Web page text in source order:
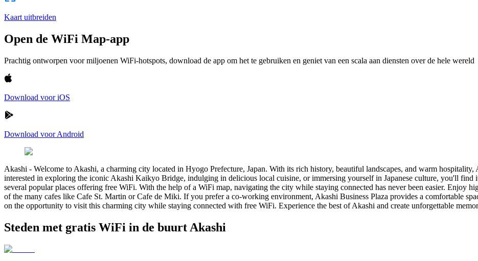
Kaart uitbreiden
Open de WiFi Map-app
Prachtig ontworpen voor miljoenen WiFi-hotspots, download de app om het te gebruiken en geniet van een scala aan diensten over de hele wereld
Download voor iOS
Download voor Android
Akashi - Welcome to Akashi, a charming city located in Hyogo Prefecture, Japan. With its rich history, beautiful landscapes, and warm
interested in exploring the iconic Akashi Kaikyo Bridge, indulging in delicious local cuisine, or immersing yourself in Japanese culture, you'll find
several popular places offering free WiFi. With the help of a WiFi map, navigating the city while staying connected has never been easier. Enjoy
of the many cafes like Cafe St. Martin or Cafe de Miki. If you prefer a co-working environment, Akashi Business Plaza provides a comfortable
on the opportunity to visit this charming city while staying connected with free WiFi. Experience the best of Akashi and create unforgettable
Steden met gratis WiFi in de buurt Akashi